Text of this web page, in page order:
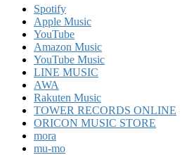
Spotify
Apple Music
YouTube
Amazon Music
YouTube Music
LINE MUSIC
AWA
Rakuten Music
TOWER RECORDS ONLINE
ORICON MUSIC STORE
mora
mu-mo